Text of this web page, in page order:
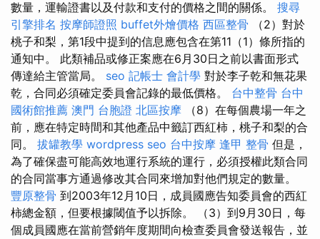
數量，運輸證書以及付款和支付的價格之間的關係。 搜尋
引擎排名 按摩師證照 buffet外燴價格 西區整骨 （2）對於
桃子和梨，第1段中提到的信息應包含在第11（1）條所指的
通知中。 此類補品或修正案應在6月30日之前以書面形式
傳達給主管當局。 seo 記帳士 會計學 對於李子乾和無花果
乾，合同必須確定委員會記錄的最低價格。 台中整骨 台中
國術館推薦 澳門 台胞證 北區按摩 （8）在每個農場一年之
前，應在特定時間和其他產品中籤訂西紅柿，桃子和梨的合
同。 拔罐教學 wordpress seo 台中按摩 逢甲 整骨 但是，
為了確保盡可能高效地運行系統的運行，必須授權此類合同
的合同當事方通過修改其合同來增加對他們規定的數量。
豐原整骨 到2003年12月10日，成員國應告知委員會的西紅
柿總金額，但要根據閾值予以拆除。 （3）到9月30日，每
個成員國應在當前營銷年度期間向檢查委員會發送報告，並